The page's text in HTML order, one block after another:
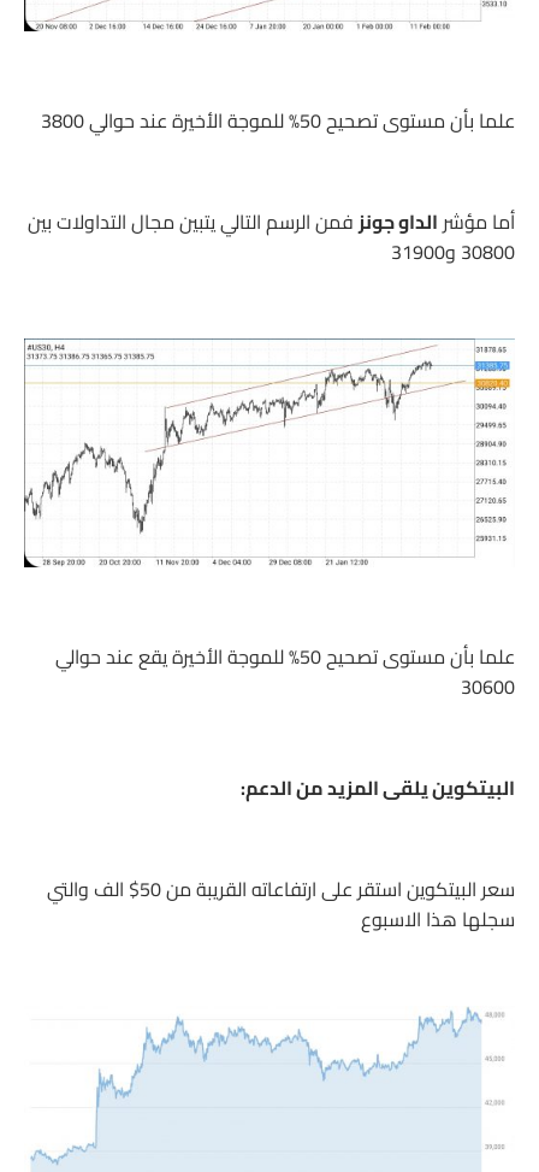
علما بأن مستوى تصحيح 50% للموجة الأخيرة عند حوالي 3800
أما مؤشر الداو جونز فمن الرسم التالي يتبين مجال التداولات بين
30800 و31900
علما بأن مستوى تصحيح 50% للموجة الأخيرة يقع عند حوالي
30600
البيتكوين يلقى المزيد من الدعم:
سعر البيتكوين استقر على ارتفاعاته القريبة من 50$ الف والتي
سجلها هذا الاسبوع